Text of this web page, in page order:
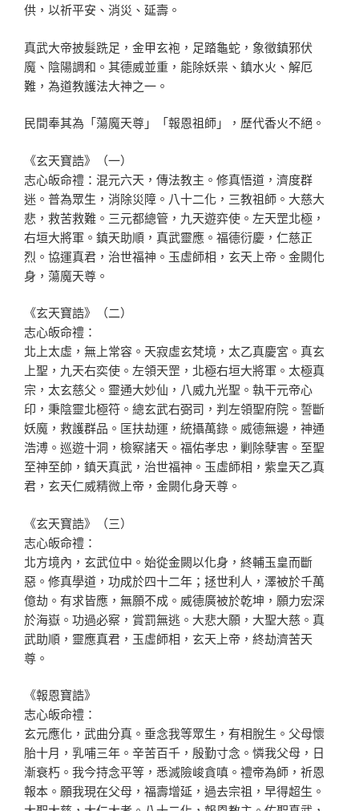
供，以祈平安、消災、延壽。
真武大帝披髮跣足，金甲玄袍，足踏龜蛇，象徵鎮邪伏
魔、陰陽調和。其德威並重，能除妖祟、鎮水火、解厄
難，為道教護法大神之一。
民間奉其為「蕩魔天尊」「報恩祖師」，歷代香火不絕。
《玄天寶誥》（一）
志心皈命禮：混元六天，傳法教主。修真悟道，濟度群
迷。普為眾生，消除災障。八十二化，三教祖師。大慈大
悲，救苦救難。三元都總管，九天遊弈使。左天罡北極，
右垣大將軍。鎮天助順，真武靈應。福德衍慶，仁慈正
烈。協運真君，治世福神。玉虛師相，玄天上帝。金闕化
身，蕩魔天尊。
《玄天寶誥》（二）
志心皈命禮：
北上太虛，無上常容。天寂虛玄梵境，太乙真慶宮。真玄
上聖，九天右奕使。左領天罡，北極右垣大將軍。太極真
宗，太玄慈父。靈通大妙仙，八威九光聖。執干元帝心
印，秉陰靈北極符。總玄武右弼司，判左領聖府院。誓斷
妖魔，救護群品。匡扶劫運，統攝萬錄。威德無邊，神通
浩溥。巡遊十洞，檢察諸天。福佑孝忠，剿除孽害。至聖
至神至帥，鎮天真武，治世福神。玉虛師相，紫皇天乙真
君，玄天仁威精微上帝，金闕化身天尊。
《玄天寶誥》（三）
志心皈命禮：
北方境內，玄武位中。始從金闕以化身，終輔玉皇而斷
惡。修真學道，功成於四十二年；拯世利人，澤被於千萬
億劫。有求皆應，無願不成。威德廣被於乾坤，願力宏深
於海嶽。功過必察，賞罰無逃。大悲大願，大聖大慈。真
武助順，靈應真君，玉虛師相，玄天上帝，終劫濟苦天
尊。
《報恩寶誥》
志心皈命禮：
玄元應化，武曲分真。垂念我等眾生，有相脫生。父母懷
胎十月，乳哺三年。辛苦百千，殷勤寸念。憐我父母，日
漸衰朽。我今持念平等，悉滅險峻貪嗔。禮帝為師，祈恩
報本。願我現在父母，福壽增延，過去宗祖，早得超生。